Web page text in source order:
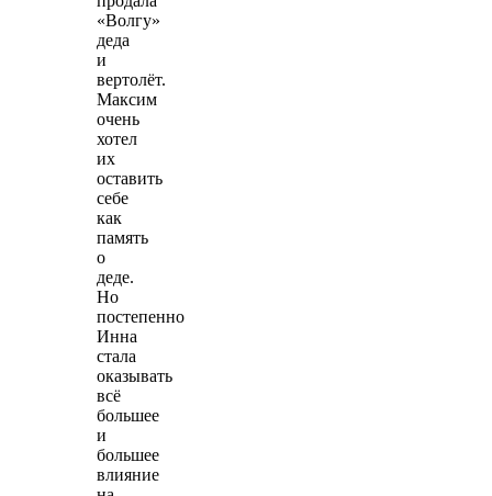
«Волгу»
деда
и
вертолёт.
Максим
очень
хотел
их
оставить
себе
как
память
о
деде.
Но
постепенно
Инна
стала
оказывать
всё
большее
и
большее
влияние